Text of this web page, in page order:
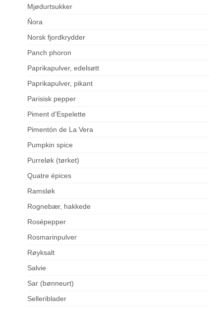
Mjødurtsukker
Ñora
Norsk fjordkrydder
Panch phoron
Paprikapulver, edelsøtt
Paprikapulver, pikant
Parisisk pepper
Piment d’Espelette
Pimentón de La Vera
Pumpkin spice
Purreløk (tørket)
Quatre épices
Ramsløk
Rognebær, hakkede
Rosépepper
Rosmarinpulver
Røyksalt
Salvie
Sar (bønneurt)
Selleriblader